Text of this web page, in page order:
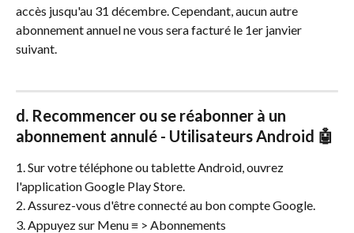
accès jusqu'au 31 décembre. Cependant, aucun autre
abonnement annuel ne vous sera facturé le 1er janvier
suivant.
d. Recommencer ou se réabonner à un
abonnement annulé - Utilisateurs Android 🤖
1. Sur votre téléphone ou tablette Android, ouvrez
l'application Google Play Store.
2. Assurez-vous d'être connecté au bon compte Google.
3. Appuyez sur Menu ≡ > Abonnements